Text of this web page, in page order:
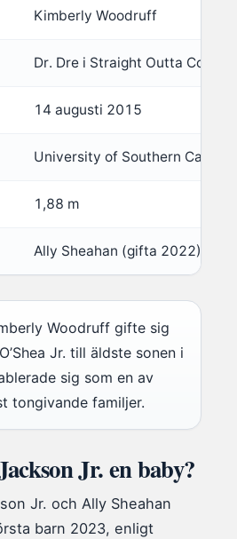
Kimberly Woodruff
Dr. Dre i Straight Outta
14 augusti 2015
University of Southern
1,88 m
Ally Sheahan (gifta 2022)
Woodruff gifte sig
Jr. till äldste sonen i
sig som en av
tongivande familjer.
Jr. en baby?
Jr. och Ally Sheahan
barn 2023, enligt